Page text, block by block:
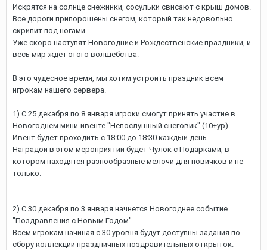
Искрятся на солнце снежинки, сосульки свисают с крыш домов.
Все дороги припорошены снегом, который так недовольно
скрипит под ногами.
Уже скоро наступят Новогодние и Рождественские праздники, и
весь мир ждёт этого волшебства.
В это чудесное время, мы хотим устроить праздник всем
игрокам нашего сервера.
1) С 25 декабря по 8 января игроки смогут принять участие в
Новогоднем мини-ивенте "Непослушный снеговик" (10+ур).
Ивент будет проходить с 18:00 до 18:30 каждый день.
Наградой в этом мероприятии будет Чулок с Подарками, в
котором находятся разнообразные мелочи для новичков и не
только.
2) С 30 декабря по 3 января начнется Новогоднее событие
"Поздравления с Новым Годом"
Всем игрокам начиная с 30 уровня будут доступны задания по
сбору коллекций праздничных поздравительных открыток.